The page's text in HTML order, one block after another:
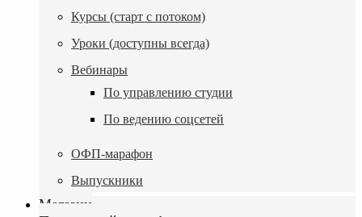
Курсы (старт с потоком)
Уроки (доступны всегда)
Вебинары
По управлению студии
По ведению соцсетей
ОФП-марафон
Выпускники
Магазин